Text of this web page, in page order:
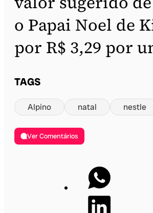
o Papai Noel de
por R$ 3,29 por
TAGS
Alpino natal nestle
Ver Comentários